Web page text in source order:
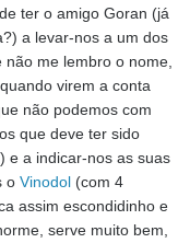
ter o amigo Goran (já
a levar-nos a um dos
me lembro o nome,
virem a conta
não podemos com
que deve ter sido
e a indicar-nos as suas
o Vinodol (com 4
assim escondidinho e
serve muito bem,